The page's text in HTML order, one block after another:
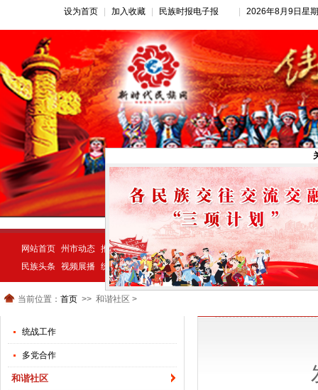
设为首页 加入收藏 民族时报电子报 2026年8月9日星
网站首页 州市动态 推荐新闻 公告公示 新闻动态
民族头条
视频展播 统一战线 民族动态 宗教视窗
民族经济 示范创建
当前位置： 首页 >> 和谐社区 >
统战工作
多党合作
和谐社区